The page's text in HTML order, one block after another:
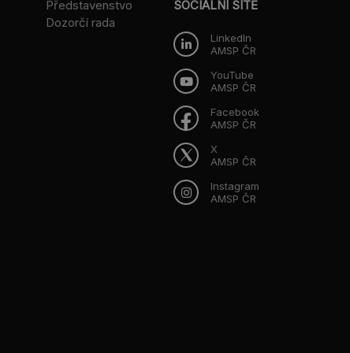
Představenstvo
Dozorčí rada
SOCIÁLNÍ SÍTĚ
LinkedIn
AMSP ČR
YouTube
AMSP ČR
Facebook
AMSP ČR
X
AMSP ČR
Instagram
AMSP ČR